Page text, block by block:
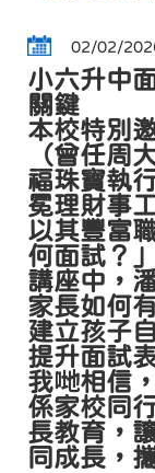
02/02/
小六升中
關鍵
本校特別
（曾任周
福珠寶執
冕理財事
以其豐富
何面試？
講座中，
家長如何
建立孩子
提升面試
我哋相信
係家校同
長教育，
同成長，